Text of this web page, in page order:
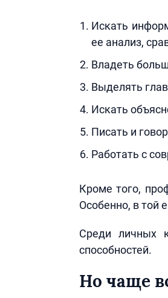
Искать
ее анализ,
Владеть
Выделять
Искать
Писать и
Работать с
Кроме того,
Особенно, в той
Среди личных
способностей.
Но чаще